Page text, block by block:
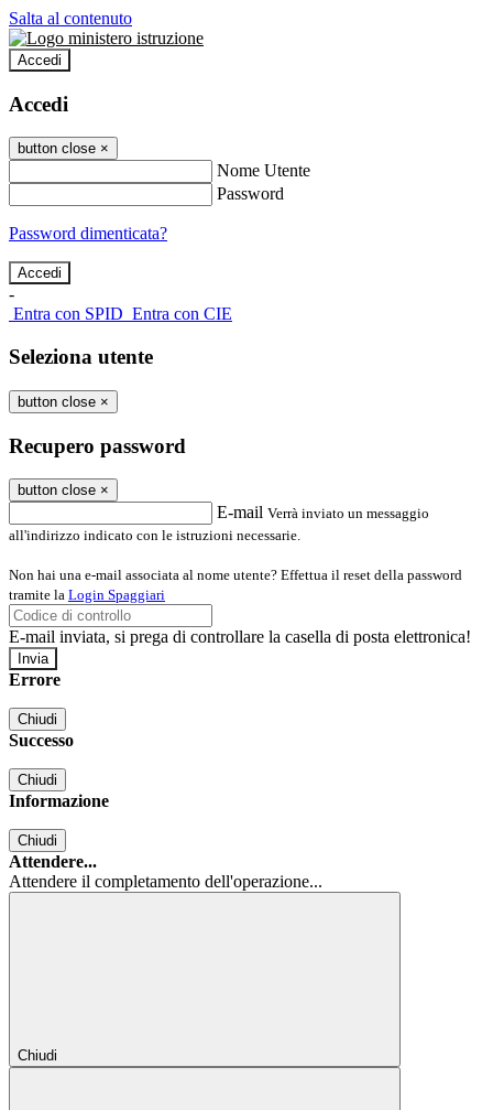
Salta al contenuto
Accedi
Accedi
button close ×
Nome Utente
Password
Password dimenticata?
-
Entra con SPID Entra con CIE
Seleziona utente
button close ×
Recupero password
button close ×
E-mail Verrà inviato un messaggio
all'indirizzo indicato con le istruzioni necessarie.
Non hai una e-mail associata al nome utente? Effettua il reset della password
tramite la Login Spaggiari
E-mail inviata, si prega di controllare la casella di posta elettronica!
Errore
Chiudi
Successo
Chiudi
Informazione
Chiudi
Attendere...
Attendere il completamento dell'operazione...
Chiudi